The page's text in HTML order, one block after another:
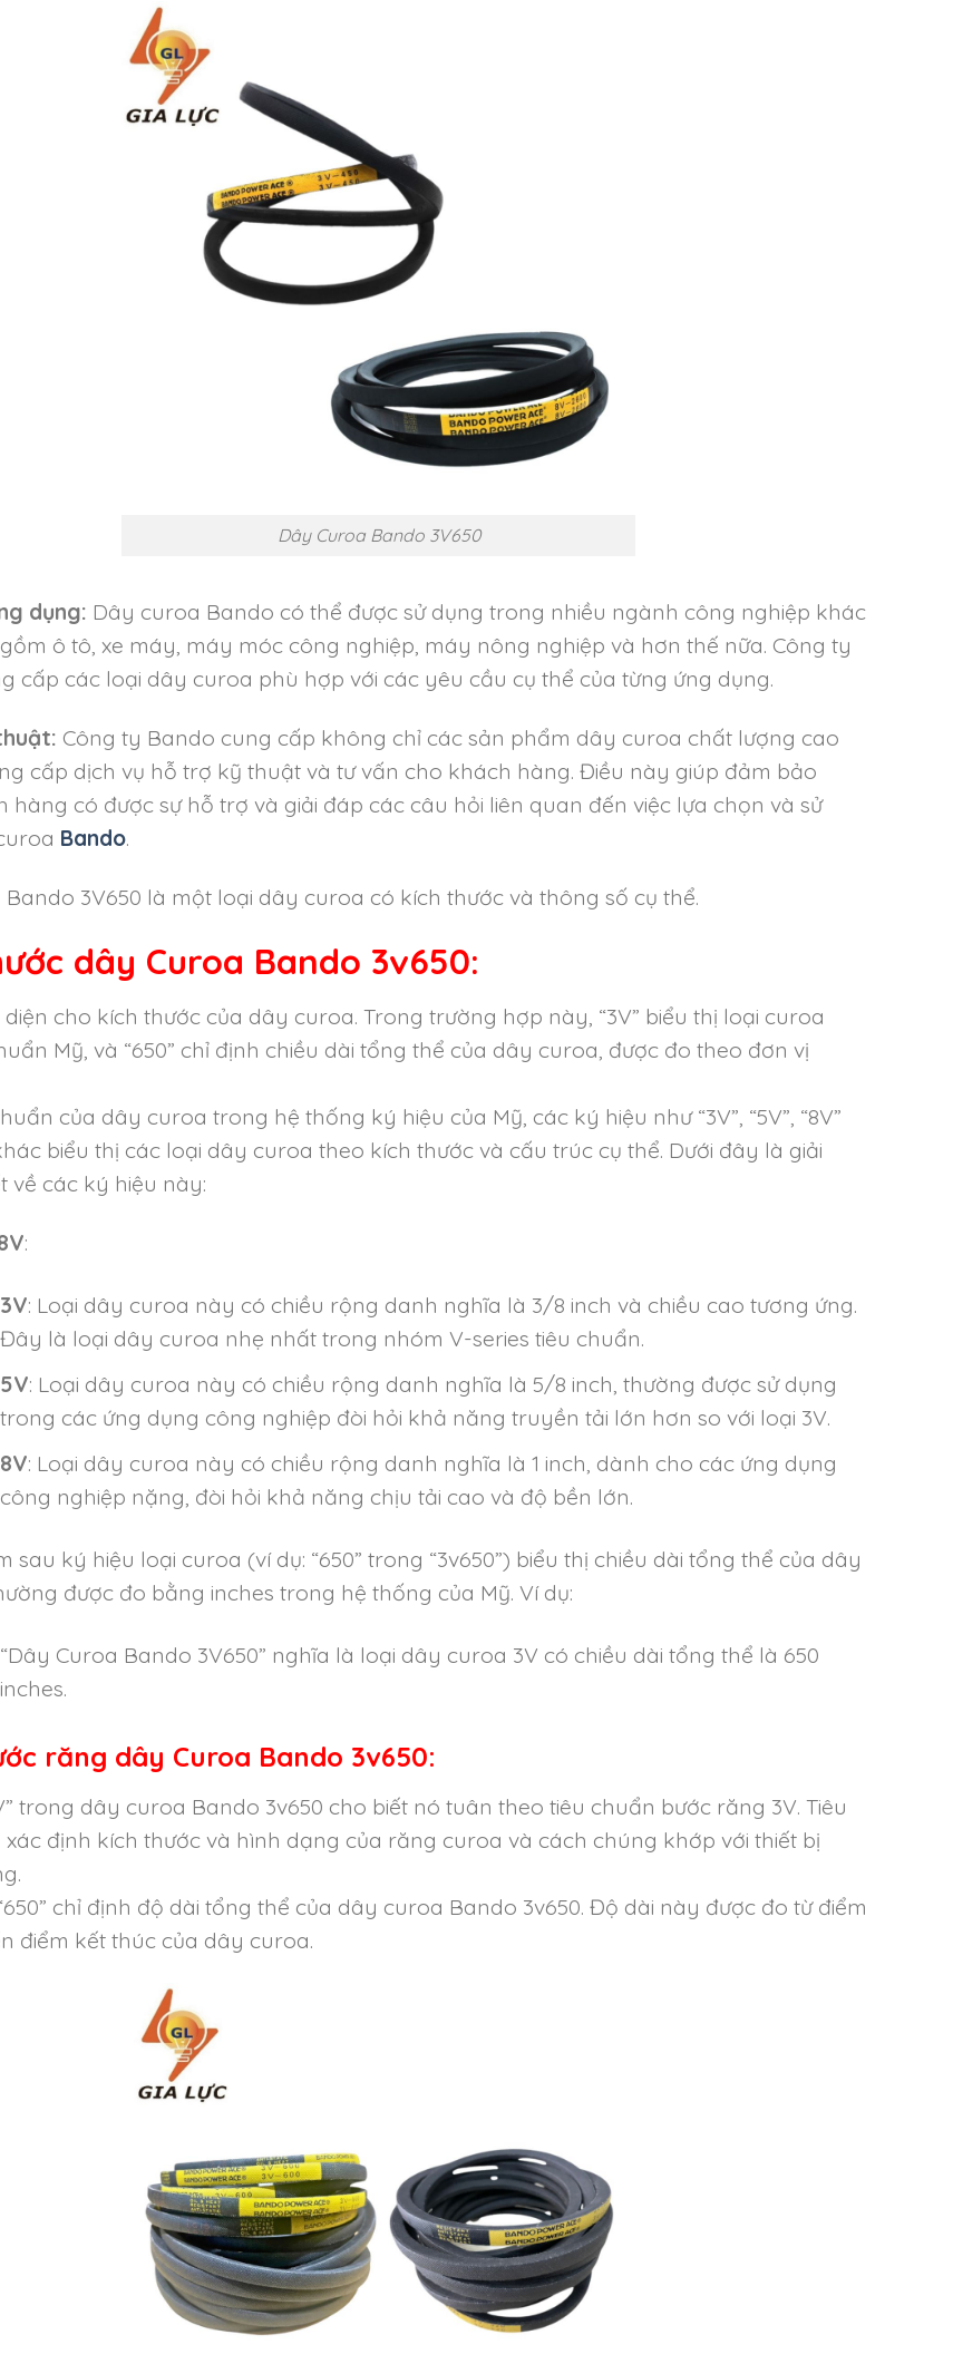
Dây Curoa Bando 3V650
dụng: Dây curoa Bando có thể được sử dụng trong nhiều ngành công nghiệp khác
ô tô, xe máy, máy móc công nghiệp, máy nông nghiệp và hơn thế nữa. Công ty
cấp các loại dây curoa phù hợp với các yêu cầu cụ thể của từng ứng dụng.
Công ty Bando cung cấp không chỉ các sản phẩm dây curoa chất lượng cao
cấp dịch vụ hỗ trợ kỹ thuật và tư vấn cho khách hàng. Điều này giúp đảm bảo
hàng có được sự hỗ trợ và giải đáp các câu hỏi liên quan đến việc lựa chọn và sử
Bando.
3V650 là một loại dây curoa có kích thước và thông số cụ thể.
dây Curoa Bando 3v650:
diện cho kích thước của dây curoa. Trong trường hợp này, “3V” biểu thị loại curoa
Mỹ, và “650” chỉ định chiều dài tổng thể của dây curoa, được đo theo đơn vị
của dây curoa trong hệ thống ký hiệu của Mỹ, các ký hiệu như “3V”, “5V”, “8V”
biểu thị các loại dây curoa theo kích thước và cấu trúc cụ thể. Dưới đây là giải
về các ký hiệu này:
:
3V: Loại dây curoa này có chiều rộng danh nghĩa là 3/8 inch và chiều cao tương ứng.
Đây là loại dây curoa nhẹ nhất trong nhóm V-series tiêu chuẩn.
5V: Loại dây curoa này có chiều rộng danh nghĩa là 5/8 inch, thường được sử dụng
trong các ứng dụng công nghiệp đòi hỏi khả năng truyền tải lớn hơn so với loại 3V.
8V: Loại dây curoa này có chiều rộng danh nghĩa là 1 inch, dành cho các ứng dụng
công nghiệp nặng, đòi hỏi khả năng chịu tải cao và độ bền lớn.
sau ký hiệu loại curoa (ví dụ: “650” trong “3v650”) biểu thị chiều dài tổng thể của dây
được đo bằng inches trong hệ thống của Mỹ. Ví dụ:
“Dây Curoa Bando 3V650” nghĩa là loại dây curoa 3V có chiều dài tổng thể là 650
inches.
răng dây Curoa Bando 3v650:
trong dây curoa Bando 3v650 cho biết nó tuân theo tiêu chuẩn bước răng 3V. Tiêu
định kích thước và hình dạng của răng curoa và cách chúng khớp với thiết bị
chỉ định độ dài tổng thể của dây curoa Bando 3v650. Độ dài này được đo từ điểm
điểm kết thúc của dây curoa.